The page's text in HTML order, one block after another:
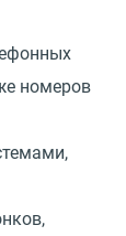
номеров